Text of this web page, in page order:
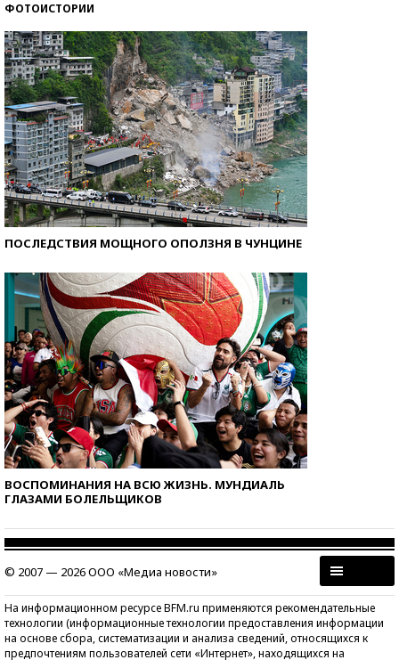
ФОТОИСТОРИИ
ПОСЛЕДСТВИЯ МОЩНОГО ОПОЛЗНЯ В ЧУНЦИНЕ
ВОСПОМИНАНИЯ НА ВСЮ ЖИЗНЬ. МУНДИАЛЬ
ГЛАЗАМИ БОЛЕЛЬЩИКОВ
© 2007 — 2026 ООО «Медиа новости»
На информационном ресурсе BFM.ru применяются рекомендательные
технологии (информационные технологии предоставления информации
на основе сбора, систематизации и анализа сведений, относящихся к
предпочтениям пользователей сети «Интернет», находящихся на